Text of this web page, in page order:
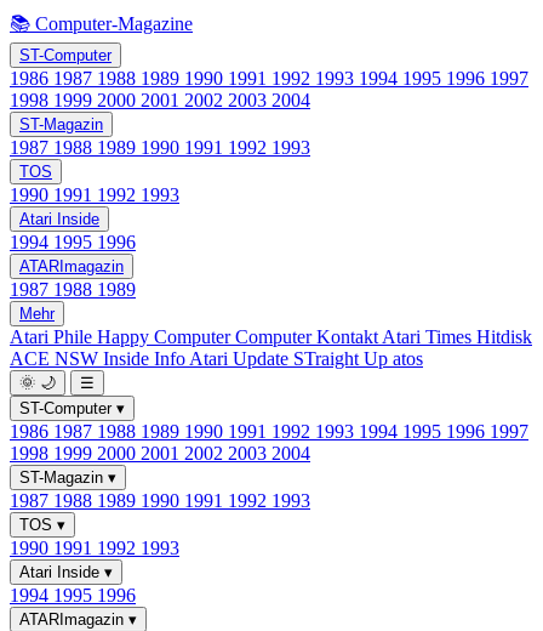
📚 Computer-Magazine
ST-Computer
1986 1987 1988 1989 1990 1991 1992 1993 1994 1995 1996 1997
1998 1999 2000 2001 2002 2003 2004
ST-Magazin
1987 1988 1989 1990 1991 1992 1993
TOS
1990 1991 1992 1993
Atari Inside
1994 1995 1996
ATARImagazin
1987 1988 1989
Mehr
Atari Phile Happy ComputerComputer Kontakt Atari Times Hitdisk
ACE NSW Inside Info Atari Update STraight Up atos
🌞 🌙
☰
ST-Computer ▾
1986 1987 1988 1989 1990 1991 1992 1993 1994 1995 1996 1997
1998 1999 2000 2001 2002 2003 2004
ST-Magazin ▾
1987 1988 1989 1990 1991 1992 1993
TOS ▾
1990 1991 1992 1993
Atari Inside ▾
1994 1995 1996
ATARImagazin ▾